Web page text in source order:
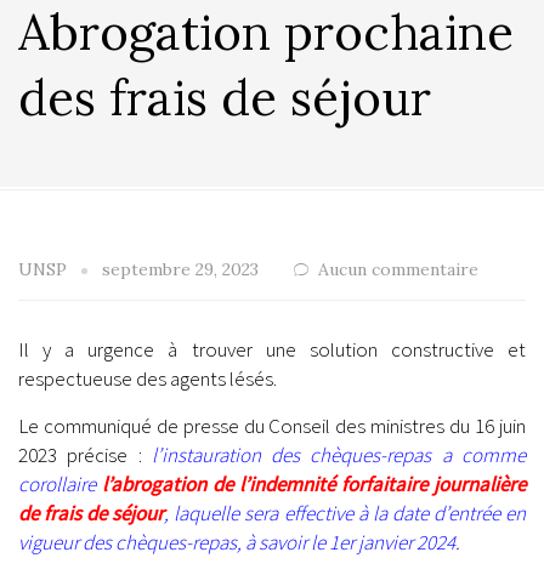
Abrogation prochaine
des frais de séjour
UNSP septembre 29, 2023 Aucun commentaire
Il y a urgence à trouver une solution constructive et
respectueuse des agents lésés.
Le communiqué de presse du Conseil des ministres du 16 juin
2023 précise : l’instauration des chèques-repas a comme
corollaire l’abrogation de l’indemnité forfaitaire journalière
de frais de séjour, laquelle sera effective à la date d’entrée en
vigueur des chèques-repas, à savoir le 1er janvier 2024.